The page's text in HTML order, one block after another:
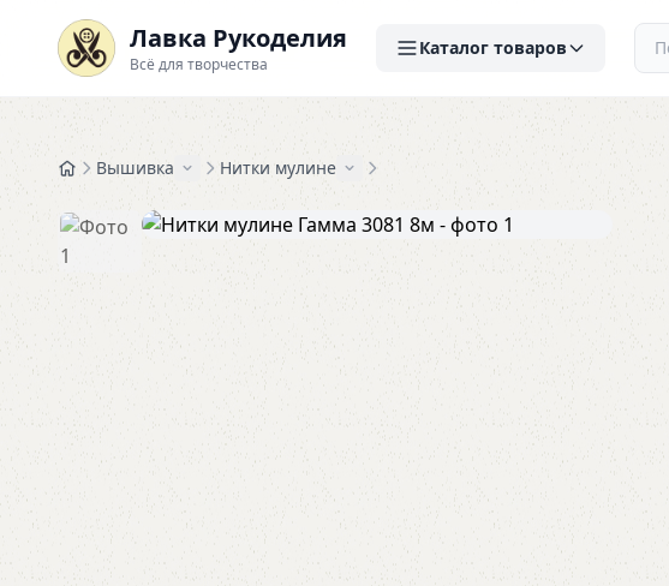
Лавка Рукоделия
Всё для творчества
Каталог товаров
Вышивка Нитки мулине